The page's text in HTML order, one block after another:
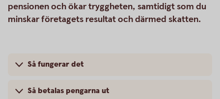
pensionen och ökar tryggheten, samtidigt som du
minskar företagets resultat och därmed skatten.
Så fungerar det
Så betalas pengarna ut